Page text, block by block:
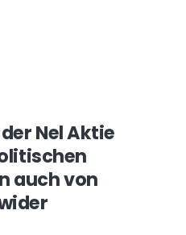
Nel Aktie
auch von